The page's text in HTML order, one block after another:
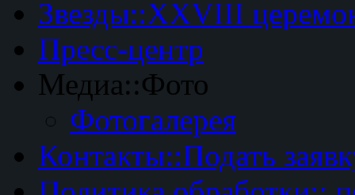
Звезды::XXVIII
Пресс-центр
Медиа::Фото
Фотогалерея
Контакты::Подать